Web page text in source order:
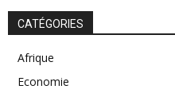
CATÉGORIES
Afrique
Economie